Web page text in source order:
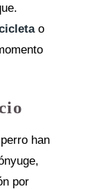
o
han
por